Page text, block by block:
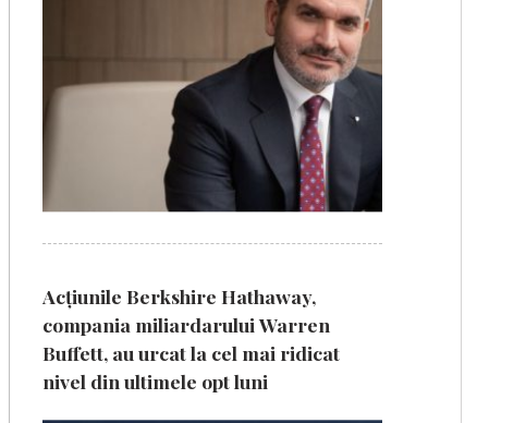
Acțiunile Berkshire Hathaway,
compania miliardarului Warren
Buffett, au urcat la cel mai ridicat
nivel din ultimele opt luni